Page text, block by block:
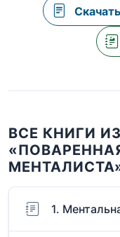
ВСЕ КНИГИ
1.